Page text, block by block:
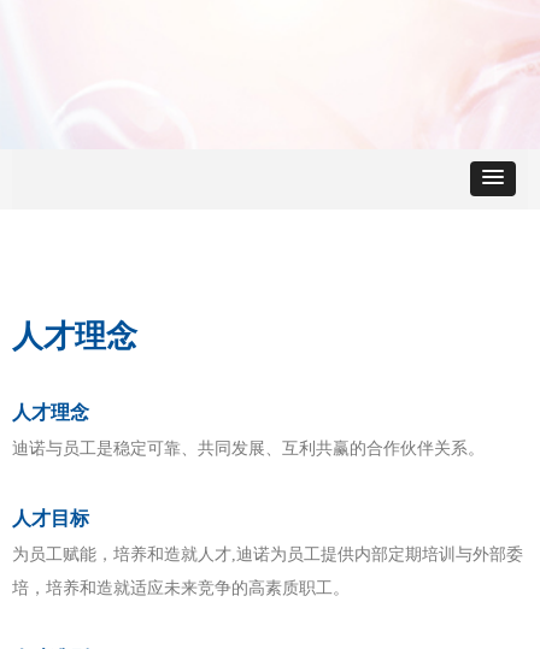
人才理念
人才理念
迪诺与员工是稳定可靠、共同发展、互利共赢的合作伙伴关系。
人才目标
为员工赋能，培养和造就人才,迪诺为员工提供内部定期培训与外部委
培，培养和造就适应未来竞争的高素质职工。